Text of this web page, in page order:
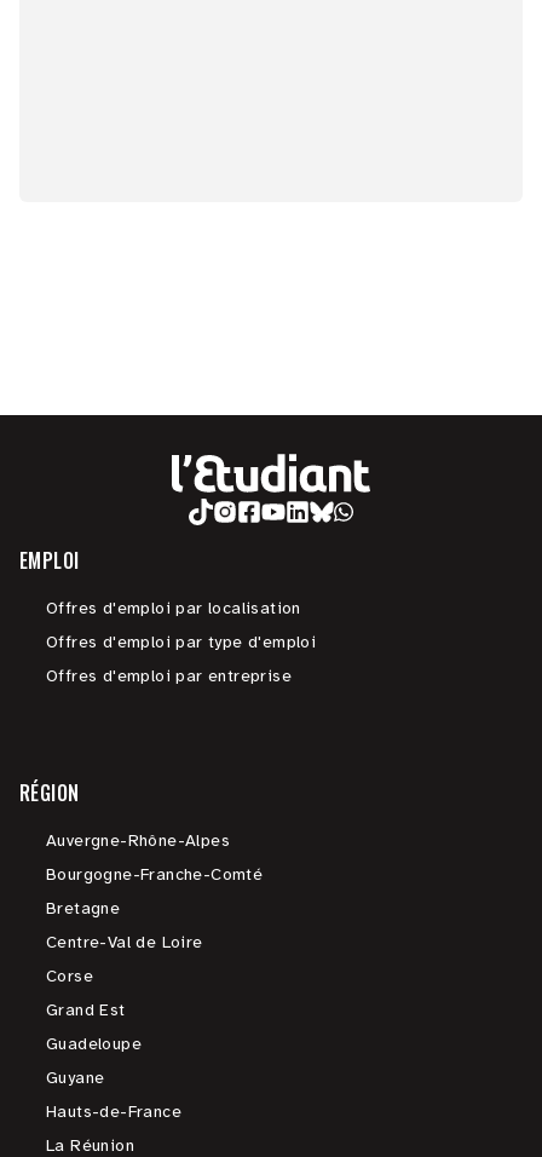
EMPLOI
Offres d'emploi par localisation
Offres d'emploi par type d'emploi
Offres d'emploi par entreprise
RÉGION
Auvergne-Rhône-Alpes
Bourgogne-Franche-Comté
Bretagne
Centre-Val de Loire
Corse
Grand Est
Guadeloupe
Guyane
Hauts-de-France
La Réunion